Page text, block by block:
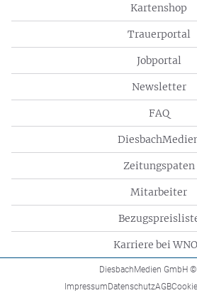
Kartenshop
Trauerportal
Jobportal
Newsletter
FAQ
Zeitungspaten
Mitarbeiter
Karriere bei
DiesbachMedien GmbH ©
ImpressumDatenschutzAGB